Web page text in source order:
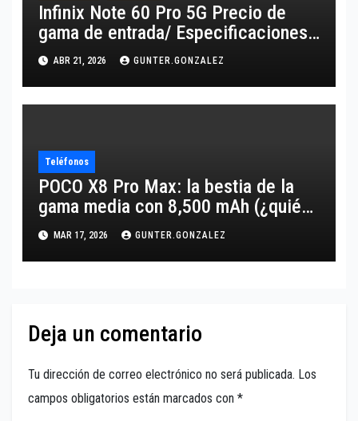
Infinix Note 60 Pro 5G Precio de
gama de entrada/ Especificaciones
de gama alta
ABR 21, 2026 GUNTER.GONZALEZ
Teléfonos
POCO X8 Pro Max: la bestia de la
gama media con 8,500 mAh (¿quién
lo supera?)
MAR 17, 2026 GUNTER.GONZALEZ
Deja un comentario
Tu dirección de correo electrónico no será publicada. Los
campos obligatorios están marcados con *